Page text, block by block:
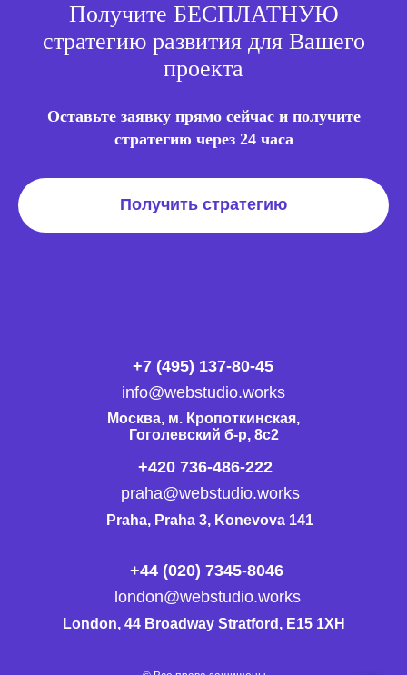
Получите БЕСПЛАТНУЮ
стратегию развития для Вашего
проекта
Оставьте заявку прямо сейчас и получите
стратегию через 24 часа
Получить стратегию
+7 (495) 137-80-45
info@webstudio.works
Москва, м. Кропоткинская,
Гоголевский б-р, 8с2
+44 (020) 7345-8046
london@webstudio.works
London, 44 Broadway Stratford, E15 1XH
+420 736-486-222
praha@webstudio.works
Praha, Praha 3, Konevova 141